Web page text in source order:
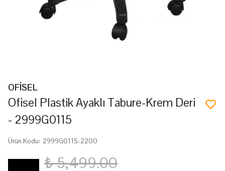
OFİSEL
Ofisel Plastik Ayaklı Tabure-Krem Deri
- 2999G0115
Ürün Kodu: 2999G0115-2200
₺ 5,499.00